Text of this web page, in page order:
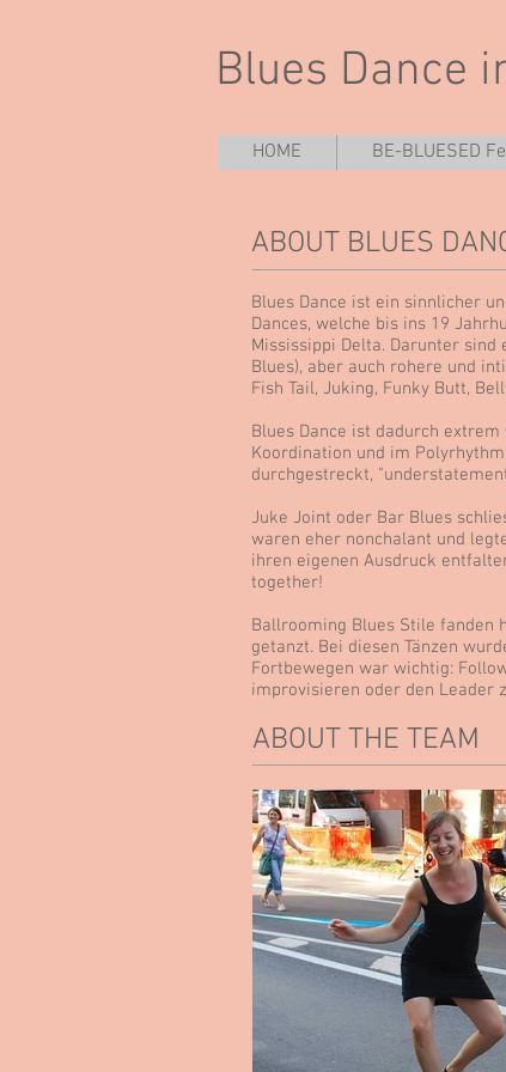
Blues Dance
HOME BE-BLUESED
ABOUT BLUES
Blues Dance ist ein sinnlicher
Dances, welche bis ins 19
Mississippi Delta. Darunter sind
Blues), aber auch rohere und
Fish Tail, Juking, Funky Butt,
Blues Dance ist dadurch
Koordination und im
durchgestreckt,
Juke Joint oder Bar Blues
waren eher nonchalant und
ihren eigenen Ausdruck
together!
Ballrooming Blues Stile fanden
getanzt. Bei diesen Tänzen
Fortbewegen war wichtig:
improvisieren oder den Leader
ABOUT THE TEAM